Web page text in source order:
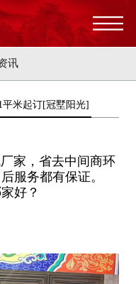
讯
米起订[冠墅阳光]
家，省去中间商环
服务都有保证。
好？